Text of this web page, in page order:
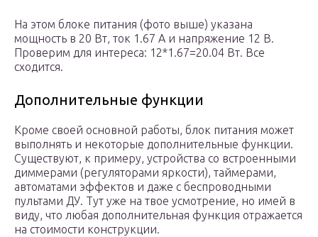
На этом блоке питания (фото выше) указана
мощность в 20 Вт, ток 1.67 А и напряжение 12 В.
Проверим для интереса: 12*1.67=20.04 Вт. Все
сходится.
Дополнительные функции
Кроме своей основной работы, блок питания может
выполнять и некоторые дополнительные функции.
Существуют, к примеру, устройства со встроенными
диммерами (регуляторами яркости), таймерами,
автоматами эффектов и даже с беспроводными
пультами ДУ. Тут уже на твое усмотрение, но имей в
виду, что любая дополнительная функция отражается
на стоимости конструкции.